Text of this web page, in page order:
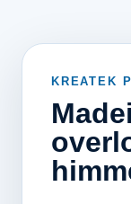
KREATEK